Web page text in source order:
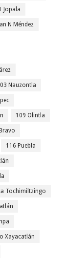
Jopala
N Méndez
Nauzontla
109 Olintla
116 Puebla
Tochimiltzingo
Xayacatlán